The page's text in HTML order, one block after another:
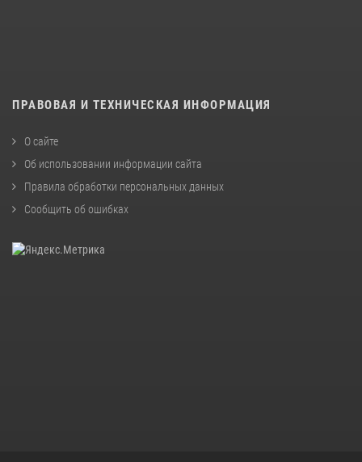
ПРАВОВАЯ И ТЕХНИЧЕСКАЯ ИНФОРМАЦИЯ
О сайте
Об использовании информации сайта
Правила обработки персональных данных
Сообщить об ошибках